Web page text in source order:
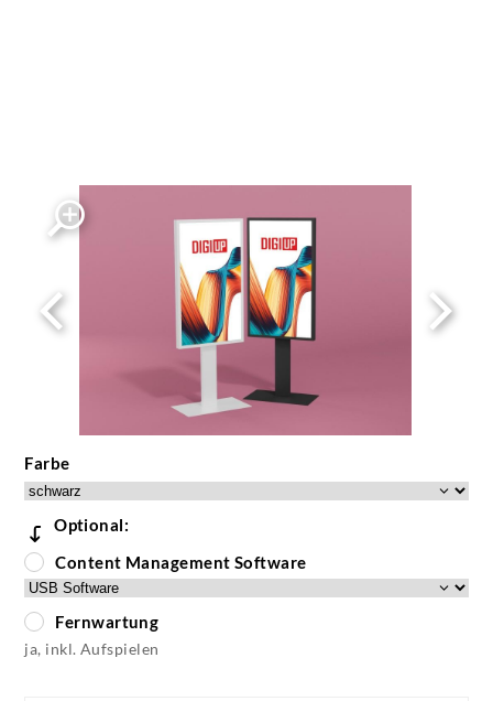
digiup-window-weis-und-schwarzedit
Farbe
Optional:
Content Management Software
Fernwartung
ja, inkl. Aufspielen